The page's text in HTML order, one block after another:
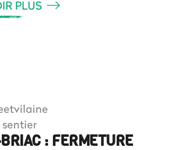
PLUS
: FERMETURE